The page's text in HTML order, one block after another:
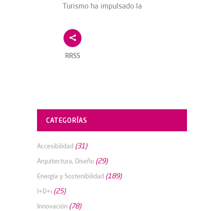
Turismo ha impulsado la
RRSS
CATEGORÍAS
Accesibilidad (31)
Arquitectura, Diseño (29)
Energía y Sostenibilidad (189)
I+D+i (25)
Innovación (78)